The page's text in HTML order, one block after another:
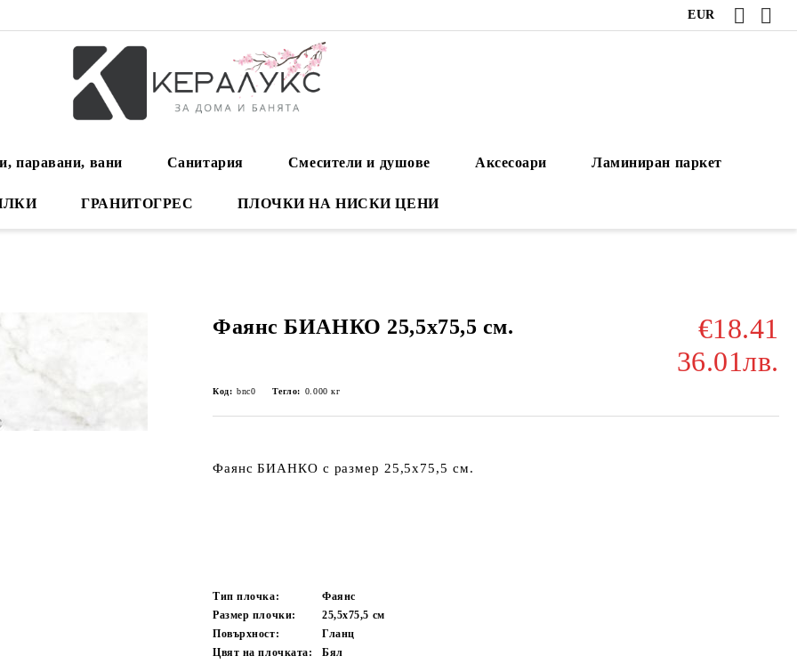
EUR
паравани, вани Санитария Смесители и душове Аксесоари Ламиниран паркет
ГРАНИТОГРЕС ПЛОЧКИ НА НИСКИ ЦЕНИ
Фаянс БИАНКО 25,5х75,5 см.
€18.41
36.01лв.
Код: bnc0 Тегло: 0.000 кг
Фаянс БИАНКО с размер 25,5х75,5 см.
Тип плочка:
Фаянс
Размер плочки:
25,5х75,5 см
Повърхност:
Гланц
Цвят на плочката:
Бял